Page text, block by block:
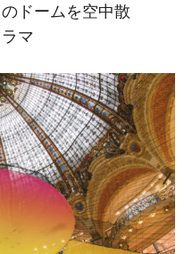
ドームを空中散
マ